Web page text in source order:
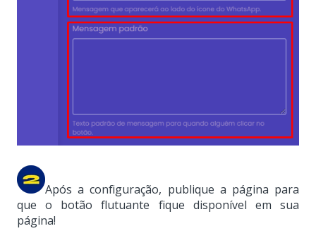
Após a configuração, publique a página para
que o botão flutuante fique disponível em sua
página!